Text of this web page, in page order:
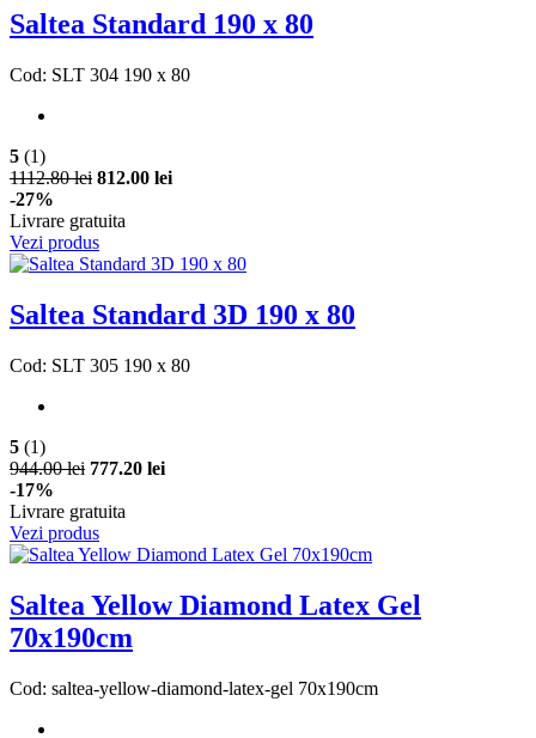
Saltea Standard 190 x 80
Cod: SLT 304 190 x 80
5 (1)
1112.80 lei 812.00 lei
-27%
Livrare gratuita
Vezi produs
Saltea Standard 3D 190 x 80
Cod: SLT 305 190 x 80
5 (1)
944.00 lei 777.20 lei
-17%
Livrare gratuita
Vezi produs
Saltea Yellow Diamond Latex Gel
70x190cm
Cod: saltea-yellow-diamond-latex-gel 70x190cm